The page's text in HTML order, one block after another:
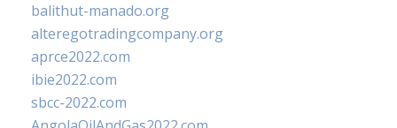
balithut-manado.org
alteregotradingcompany.org
aprce2022.com
ibie2022.com
sbcc-2022.com